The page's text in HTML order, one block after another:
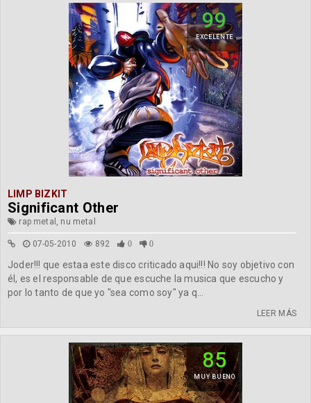
99
EXCELENTE
LIMP BIZKIT
Significant Other
rap metal, nu metal
07-05-2010 892 0 0
Joder!!! que estaa este disco criticado aqui!!! No soy objetivo con
él, es el responsable de que escuche la musica que escucho y
por lo tanto de que yo "sea como soy" ya q...
LEER MÁS
85
MUY BUENO